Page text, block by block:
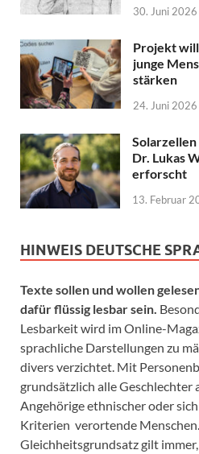
30. Juni 2026
Projekt
junge
stärken
24. Juni 2026
Dr. Lukas
erforscht
13. Februar
HINWEIS DEUTSCHE
Texte sollen und wollen
dafür flüssig lesbar sein.
Lesbarkeit wird im Online-
sprachliche Darstellungen zu
divers verzichtet. Mit
grundsätzlich alle Geschlechter
Angehörige ethnischer oder
Kriterien verortende
Gleichheitsgrundsatz gilt